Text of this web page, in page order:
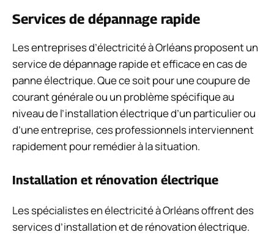
Services de dépannage rapide
Les entreprises d’électricité à Orléans proposent un
service de dépannage rapide et efficace en cas de
panne électrique. Que ce soit pour une coupure de
courant générale ou un problème spécifique au
niveau de l’installation électrique d’un particulier ou
d’une entreprise, ces professionnels interviennent
rapidement pour remédier à la situation.
Installation et rénovation électrique
Les spécialistes en électricité à Orléans offrent des
services d’installation et de rénovation électrique.